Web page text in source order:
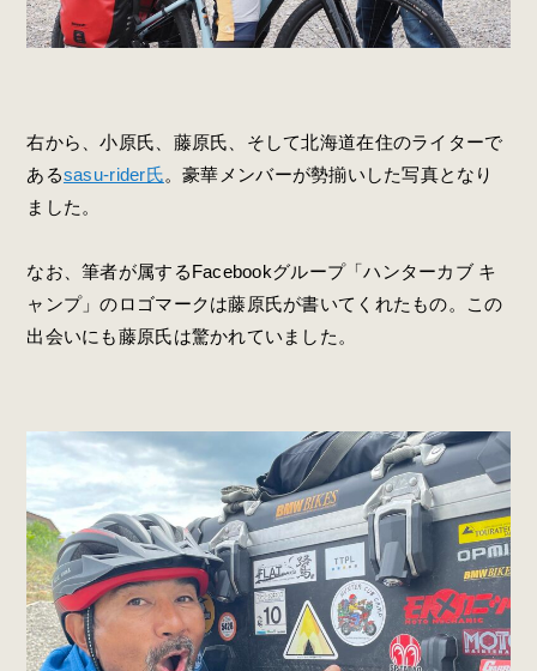
右から、小原氏、藤原氏、そして北海道在住のライターで
あるsasu-rider氏。豪華メンバーが勢揃いした写真となり
ました。
なお、筆者が属するFacebookグループ「ハンターカブ キ
ャンプ」のロゴマークは藤原氏が書いてくれたもの。この
出会いにも藤原氏は驚かれていました。